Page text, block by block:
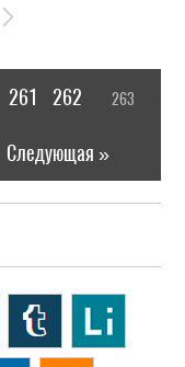
261 262 263
Следующая »